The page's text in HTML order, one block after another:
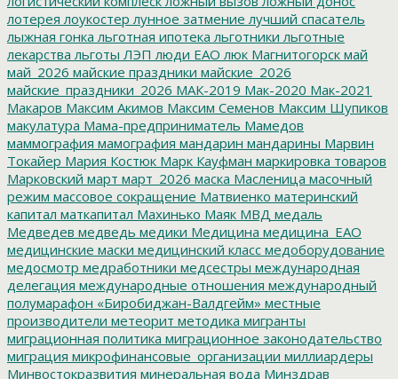
лотерея лоукостер лунное затмение лучший спасатель
лыжная гонка льготная ипотека льготники льготные
лекарства льготы ЛЭП люди ЕАО люк Магнитогорск май
май_2026 майские праздники майские_2026
майские_праздники_2026 МАК-2019 Мак-2020 Мак-2021
Макаров Максим Акимов Максим Семенов Максим Шупиков
макулатура Мама-предприниматель Мамедов
маммография мамография мандарин мандарины Марвин
Токайер Мария Костюк Марк Кауфман маркировка товаров
Марковский март март_2026 маска Масленица масочный
режим массовое сокращение Матвиенко материнский
капитал маткапитал Махинько Маяк МВД медаль
Медведев медведь медики Медицина медицина_ЕАО
медицинские маски медицинский класс медоборудование
медосмотр медработники медсестры международная
делегация международные отношения международный
полумарафон «Биробиджан-Валдгейм» местные
производители метеорит методика мигранты
миграционная политика миграционное законодательство
миграция микрофинансовые_организации миллиардеры
Минвостокразвития минеральная вода Минздрав